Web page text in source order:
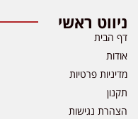
ניווט ראשי
דף הבית
אודות
מדיניות פרטיות
תקנון
הצהרת נגישות